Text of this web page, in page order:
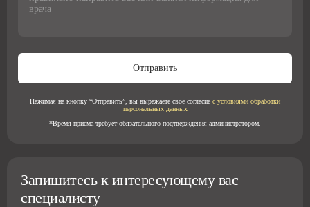
Отправить
Нажимая на кнопку “Отправить”, вы выражаете свое согласие с условиями обработки
персональных данных
*Время приема требует обязательного подтверждения администратором.
Запишитесь к интересующему вас
специалисту